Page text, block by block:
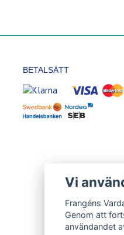
BETALSÄTT
Vi
Frangéns
Genom att
användandet